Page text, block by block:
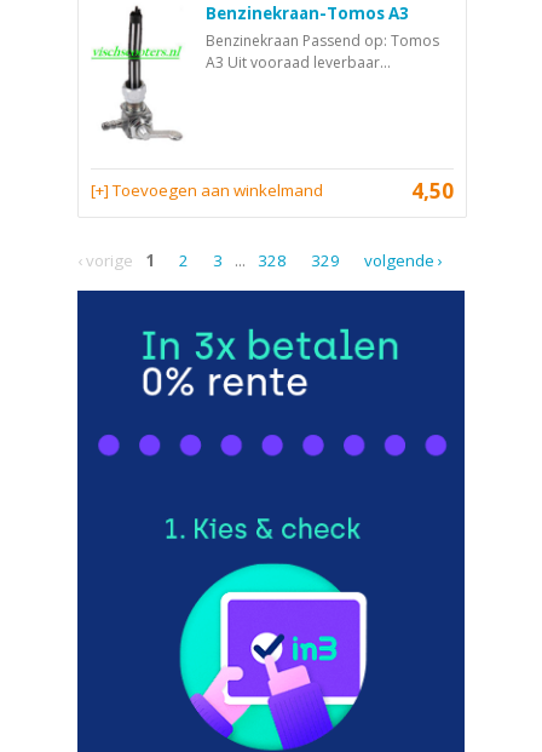
Benzinekraan-Tomos A3
Benzinekraan Passend op: Tomos
A3 Uit vooraad leverbaar...
4,50
[+] Toevoegen aan winkelmand
‹ vorige 1 2 3 ... 328 329 volgende ›